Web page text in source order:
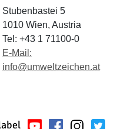
Stubenbastei 5
1010 Wien, Austria
Tel: +43 1 71100-0
E-Mail:
info@umweltzeichen.at